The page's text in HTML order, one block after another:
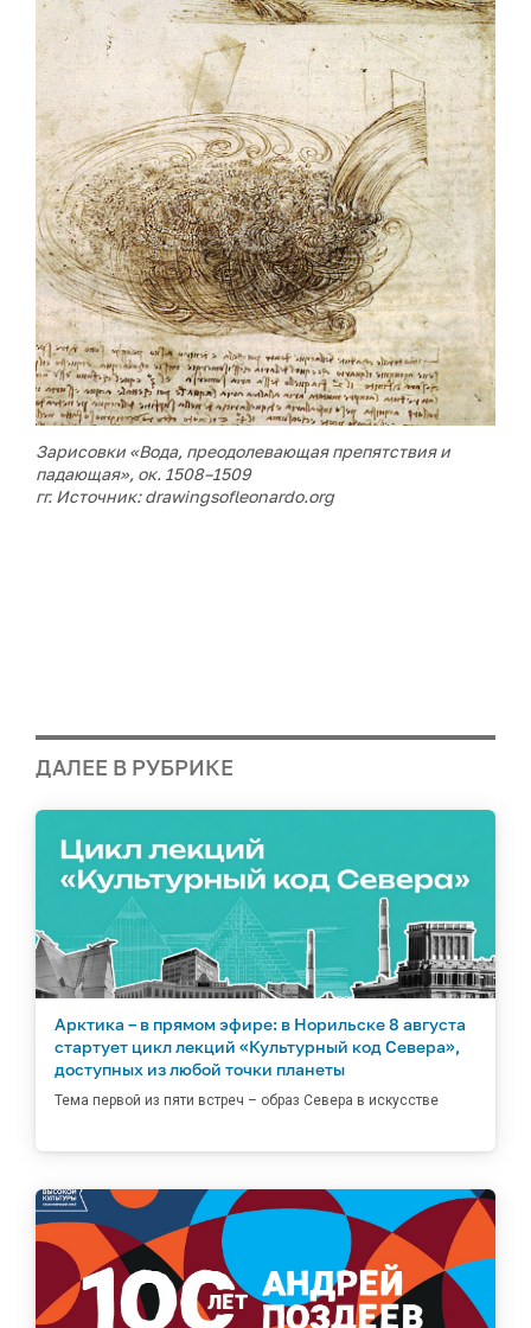
Зарисовки «Вода, преодолевающая препятствия и
падающая», ок. 1508–1509
гг. Источник: drawingsofleonardo.org
ДАЛЕЕ В РУБРИКЕ
Арктика – в прямом эфире: в Норильске 8 августа
стартует цикл лекций «Культурный код Севера»,
доступных из любой точки планеты
Тема первой из пяти встреч – образ Севера в искусстве